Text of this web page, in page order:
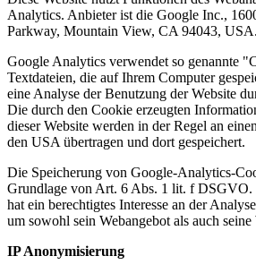
Analytics. Anbieter ist die Google Inc.,
Parkway, Mountain View, CA 94043, USA.
Google Analytics verwendet so genannte
Textdateien, die auf Ihrem Computer
eine Analyse der Benutzung der Website
Die durch den Cookie erzeugten
dieser Website werden in der Regel an
den USA übertragen und dort gespeichert.
Die Speicherung von Google-Analytics-
Grundlage von Art. 6 Abs. 1 lit. f DSGVO.
hat ein berechtigtes Interesse an der
um sowohl sein Webangebot als auch
IP Anonymisierung